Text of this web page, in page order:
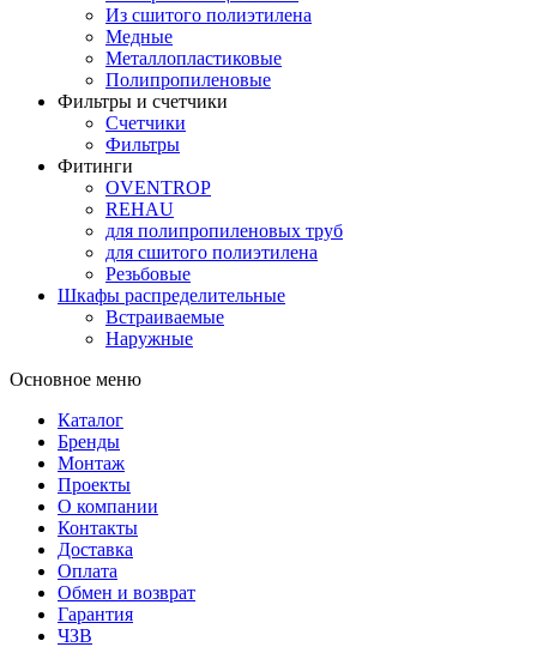
Из сшитого полиэтилена
Медные
Металлопластиковые
Полипропиленовые
Фильтры и счетчики
Счетчики
Фильтры
Фитинги
OVENTROP
REHAU
для полипропиленовых труб
для сшитого полиэтилена
Резьбовые
Шкафы распределительные
Встраиваемые
Наружные
Основное меню
Каталог
Бренды
Монтаж
Проекты
О компании
Контакты
Доставка
Оплата
Обмен и возврат
Гарантия
ЧЗВ